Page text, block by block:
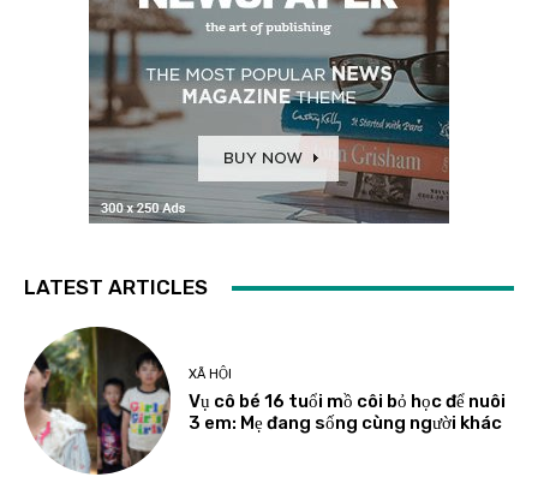
LATEST ARTICLES
XÃ HỘI
Vụ cô bé 16 tuổi mồ côi bỏ học để nuôi
3 em: Mẹ đang sống cùng người khác